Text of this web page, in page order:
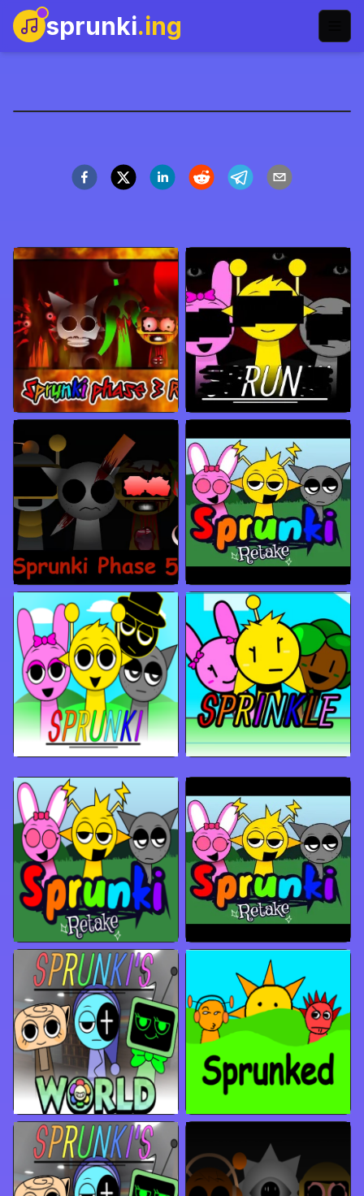
sprunki.ing
Şimdi Oyna